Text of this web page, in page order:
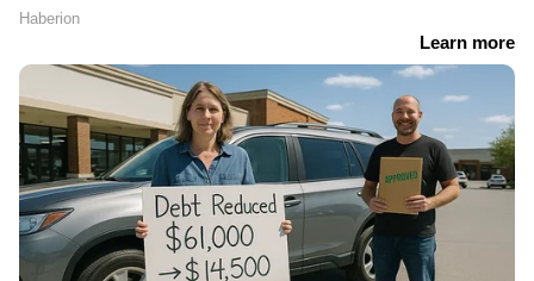
വിദ്യാർത്ഥികൾക്കും നീതി ലഭിക്കുമെന്ന്
കരുതുന്നില്ലെന്നും അലോഷ്യസ് സേവ്യർ
പറഞ്ഞു. കേരളവർമ്മയിൽ ജനാധിപത്യത്തെ
തച്ചു തകർക്കാൻ ശ്രമിച്ച എസ് എഫ് ഐ
ശ്രീക്കുട്ടനോടും വിദ്യാർത്ഥി സമൂഹത്തോടും
മാപ്പു പറയണമെന്നും കെ എസ് യു സംസ്ഥാന
പ്രസിഡന്‍റ് അലോഷ്യസ് സേവ്യർ ആവശ്യപ്പെട്ടു.